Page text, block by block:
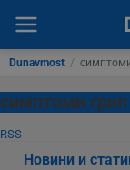
Dunavmost /
симптоми грип
RSS
Новини и